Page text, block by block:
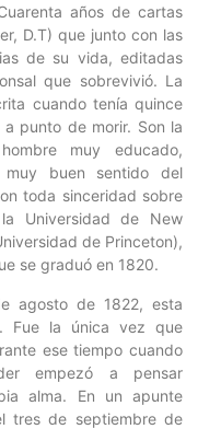
años de cartas
D.T) que junto con las
de su vida, editadas
que sobrevivió. La
cuando tenía quince
punto de morir. Son la
muy educado,
buen sentido del
toda sinceridad sobre
Universidad de New
de Princeton),
se graduó en 1820.
agosto de 1822, esta
Fue la única vez que
ese tiempo cuando
empezó a pensar
alma. En un apunte
tres de septiembre de